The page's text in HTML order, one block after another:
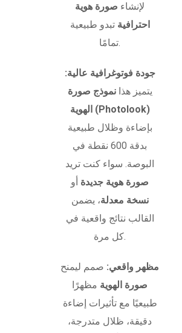
لإنشاء صورة هوية
احترافية تبدو طبيعية
تمامًا.
جودة فوتوغرافية عالية:
يتميز هذانموذج صورة
الهوية (Photolook)
بإضاءة وظلال طبيعية
بدقة 600 نقطة في
البوصة. سواء كنت تريد
صورة هوية جديدة أو
نسخة معدلة، يضمن
القالب نتائج واقعية في
كل مرة.
مظهر واقعي: صمم ليمنح
صورة الهوية مظهرًا
طبيعيًا مع تأثيرات إضاءة
دقيقة، ظلال متدرجة،